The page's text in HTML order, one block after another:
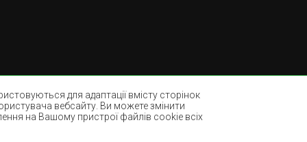
для адаптації вмісту сторінок
вебсайту. Ви можете змінити
на Вашому пристрої файлів cookie всіх